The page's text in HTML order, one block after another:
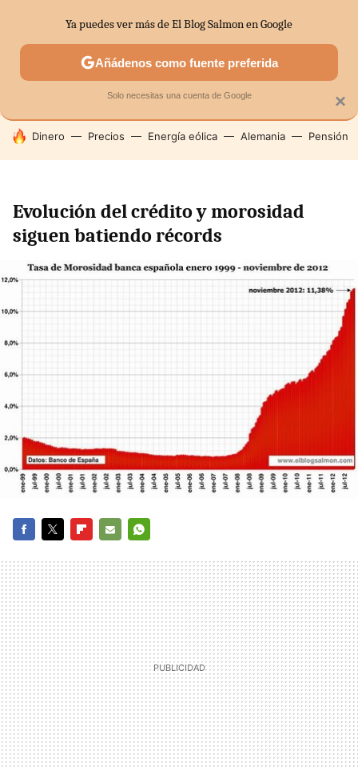
SECTORES ECONOMÍA DOMÉSTICA MERCADOS
HOY SE HABLA DE
Dinero Precios Energía eólica Alemania Pensión
Evolución del crédito y morosidad
siguen batiendo récords
MAIL
×
Ya puedes ver más de El Blog Salmon en Google
Añádenos como fuente preferida
Solo necesitas una cuenta de Google